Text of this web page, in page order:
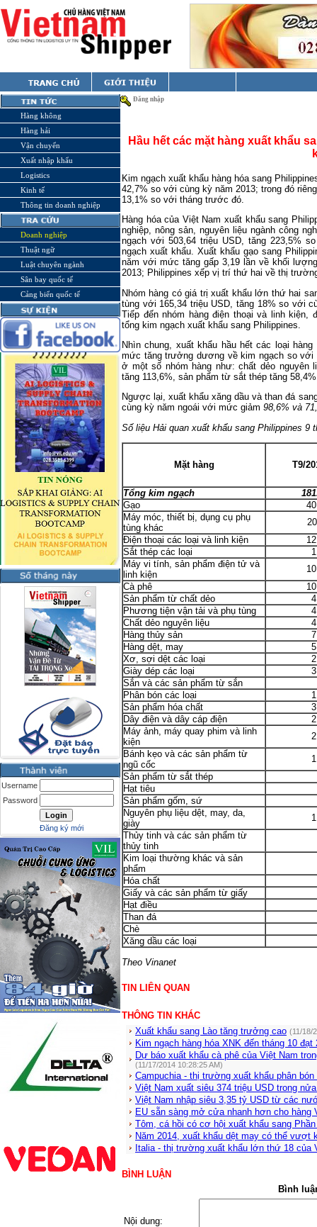
Hàng không
Hàng hải
Vận chuyển
Xuất nhập khẩu
Logistics
Kinh tế
Thông tin doanh nghiệp
Doanh nghiệp
Thuật ngữ
Luật chuyên ngành
Sân bay quốc tế
Cảng biển quốc tế
Username
Password
Đăng ký mới
Đăng nhập
Hầu hết các mặt hàng xuất khẩu
Kim ngạch xuất khẩu hàng hóa sang
42,7% so với cùng kỳ năm 2013; trong đó
13,1% so với tháng trước đó.
Hàng hóa của Việt Nam xuất khẩu sang
nghiệp, nông sản, nguyên liệu ngành công
ngạch với 503,64 triệu USD, tăng 223,5%
ngạch xuất khẩu. Xuất khẩu gạo sang
năm với mức tăng gấp 3,19 lần về khối
2013; Philippines xếp vị trí thứ hai về thị
Nhóm hàng có giá trị xuất khẩu lớn thứ hai
tùng với 165,34 triệu USD, tăng 18% so với
Tiếp đến nhóm hàng điện thoại và linh kiện,
tổng kim ngạch xuất khẩu sang Philippines.
Nhìn chung, xuất khẩu hầu hết các loại
mức tăng trưởng dương về kim ngạch so với
ở một số nhóm hàng như: chất dẻo nguyên
tăng 113,6%, sản phẩm từ sắt thép tăng
Ngược lại, xuất khẩu xăng dầu và than đá
cùng kỳ năm ngoái với mức giảm 98,6% và
Số liệu Hải quan xuất khẩu sang Philippines 9
Mặt hàng T9/
Tổng kim ngạch
Gạo
Máy móc, thiết bị, dụng cụ phụ
tùng khác
Điện thoại các loại và linh kiện
Sắt thép các loại
Máy vi tính, sản phẩm điện tử và
linh kiện
Cà phê
Sản phẩm từ chất dẻo
Phương tiện vận tải và phụ tùng
Chất dẻo nguyên liệu
Hàng thủy sản
Hàng dệt, may
Xơ, sợi dệt các loại
Giày dép các loại
Sắn và các sản phẩm từ sắn
Phân bón các loại
Sản phẩm hóa chất
Dây điện và dây cáp điện
Máy ảnh, máy quay phim và linh
kiện
Bánh kẹo và các sản phẩm từ
ngũ cốc
Sản phẩm từ sắt thép
Hạt tiêu
Sản phẩm gốm, sứ
Nguyên phụ liệu dệt, may, da,
giày
Thủy tinh và các sản phẩm từ
thủy tinh
Kim loại thường khác và sản
phẩm
Hóa chất
Giấy và các sản phẩm từ giấy
Hạt điều
Than đá
Chè
Xăng dầu các loại
Theo Vinanet
TIN LIÊN QUAN
THÔNG TIN KHÁC
Xuất khẩu sang Lào tăng trưởng cao (11/18/
Kim ngạch hàng hóa XNK đến tháng 10 đạt
Dự báo xuất khẩu cà phê của Việt Nam
(11/17/2014 10:28:25 AM)
Campuchia - thị trường xuất khẩu phân
Việt Nam xuất siêu 374 triệu USD trong
Việt Nam nhập siêu 3,35 tỷ USD từ các
EU sẵn sàng mở cửa nhanh hơn cho hàng
Tôm, cá hồi có cơ hội xuất khẩu sang Phần
Năm 2014, xuất khẩu dệt may có thể vượt
Italia - thị trường xuất khẩu lớn thứ 18 của
BÌNH LUẬN
Bình
Nội dung: